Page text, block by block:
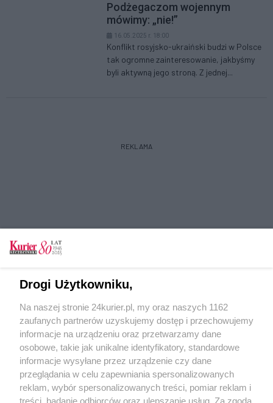
Podżegaczom wojennym
mówimy: „nie!”
16.05.2025 r. 18:00
Konflikt rosyjsko-ukraiński budzi w Polsce
tak ogromne zainteresowanie, jakbyśmy
byli aktywną jego stroną. Z jednej...
REKLAMA
najważniejsze święto. Ten dzień łączy ich
Granica hipokryzji
Trzaskowskiego
04.05.2025 r. 12:00
Tytuł sugeruje, że tym razem, zamiast
o Wschodzie, postanowiłem napisać
o kampanii wyborczej w Polsce i...
Drogi Użytkowniku,
Na naszej stronie 24kurier.pl, my oraz naszych 1162
zaufanych partnerów uzyskujemy dostęp i przechowujemy
informacje na urządzeniu oraz przetwarzamy dane
osobowe, takie jak unikalne identyfikatory, standardowe
informacje wysyłane przez urządzenie czy dane
przeglądania w celu zapewniania spersonalizowanych
reklam, wybór spersonalizowanych treści, pomiar reklam i
treści, badanie odbiorców oraz ulepszanie usług. Za zgodą